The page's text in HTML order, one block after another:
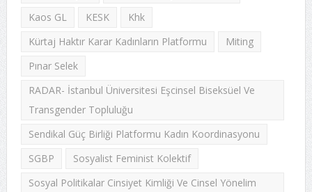
Kaos GL
KESK
Khk
Kürtaj Haktır Karar Kadınların Platformu
Miting
Pınar Selek
RADAR- İstanbul Üniversitesi Eşcinsel Biseksüel Ve
Transgender Topluluğu
Sendikal Güç Birliği Platformu Kadın Koordinasyonu
SGBP
Sosyalist Feminist Kolektif
Sosyal Politikalar Cinsiyet Kimliği Ve Cinsel Yönelim